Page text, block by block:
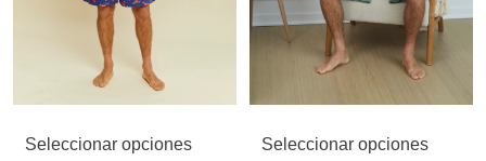
Seleccionar opciones Seleccionar opciones